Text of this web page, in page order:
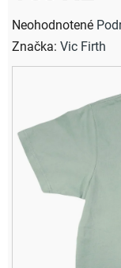
Priemerné
hodnotenie
produktu
hviezdičiek.
Neohodnotené
Značka: Vic Firth